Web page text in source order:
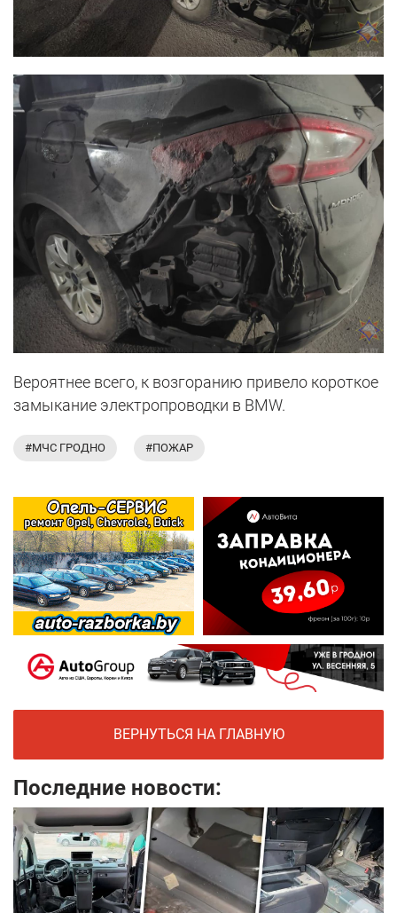
Вероятнее всего, к возгоранию привело короткое
замыкание электропроводки в BMW.
#МЧС ГРОДНО #ПОЖАР
ВЕРНУТЬСЯ НА ГЛАВНУЮ
Последние новости: